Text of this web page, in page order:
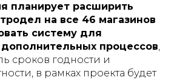
планирует расширить
на все 46 магазинов
систему для
процессов,
сроков годности и
в рамках проекта будет